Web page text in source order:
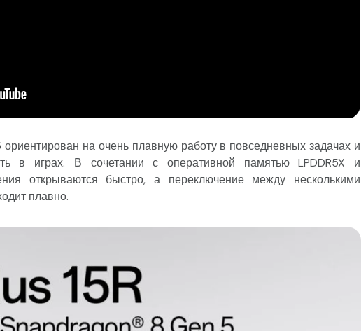
на очень плавную работу в повседневных задачах и
в играх. В сочетании с оперативной памятью LPDDR5X и
открываются быстро, а переключение между несколькими
плавно.